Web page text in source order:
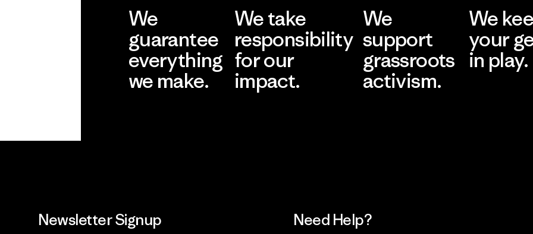
We
guarantee
everything
we make.
We take
responsibility
for our
impact.
We
support
grassroots
activism.
We
your
in play.
Newsletter Signup Need Help?